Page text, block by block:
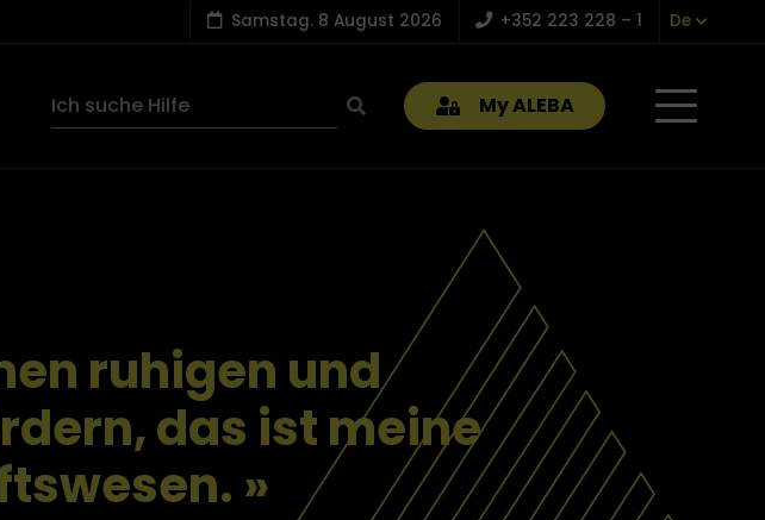
Samstag. 8 August 2026 +352 223 228 – 1 De
My ALEBA
ruhigen und
das ist meine
»